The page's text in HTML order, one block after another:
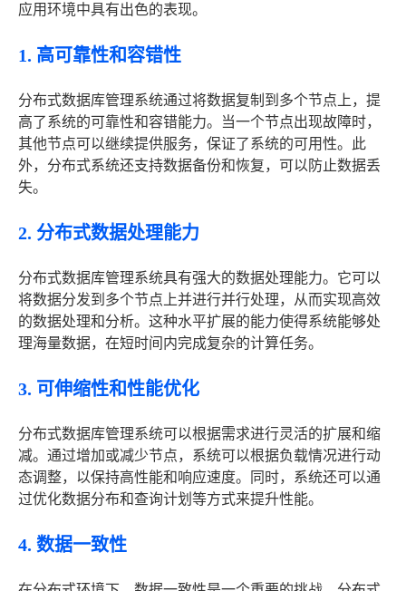
应用环境中具有出色的表现。
1. 高可靠性和容错性
分布式数据库管理系统通过将数据复制到多个节点上，提
高了系统的可靠性和容错能力。当一个节点出现故障时，
其他节点可以继续提供服务，保证了系统的可用性。此
外，分布式系统还支持数据备份和恢复，可以防止数据丢
失。
2. 分布式数据处理能力
分布式数据库管理系统具有强大的数据处理能力。它可以
将数据分发到多个节点上并进行并行处理，从而实现高效
的数据处理和分析。这种水平扩展的能力使得系统能够处
理海量数据，在短时间内完成复杂的计算任务。
3. 可伸缩性和性能优化
分布式数据库管理系统可以根据需求进行灵活的扩展和缩
减。通过增加或减少节点，系统可以根据负载情况进行动
态调整，以保持高性能和响应速度。同时，系统还可以通
过优化数据分布和查询计划等方式来提升性能。
4. 数据一致性